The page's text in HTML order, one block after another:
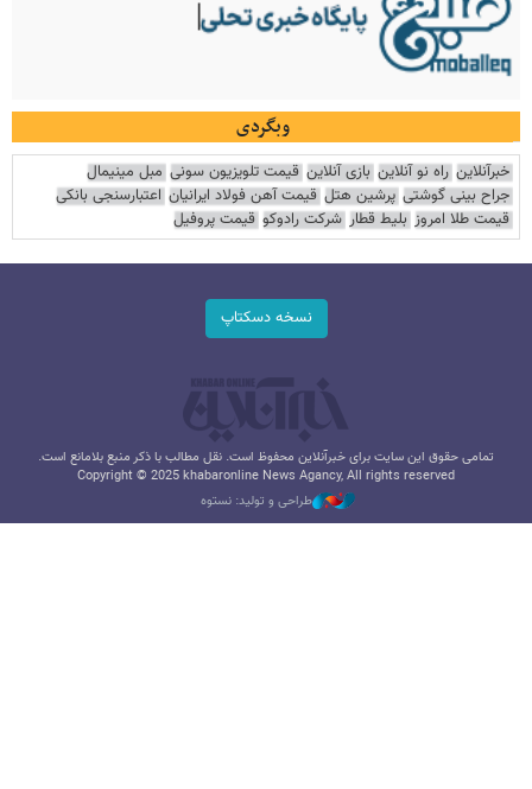
وبگردی
خبرآنلاین راه نو آنلاین بازی آنلاین قیمت تلویزیون سونی مبل مینیمال
جراح بینی گوشتی پرشین هتل قیمت آهن فولاد ایرانیان اعتبارسنجی بانکی
قیمت طلا امروز بلیط قطار شرکت رادوکو قیمت پروفیل
نسخه دسکتاپ
تمامی حقوق این سایت برای خبرآنلاین محفوظ است. نقل مطالب با ذکر منبع بلامانع است.
Copyright © 2025 khabaronline News Agancy, All rights reserved
طراحی و تولید: نستوه